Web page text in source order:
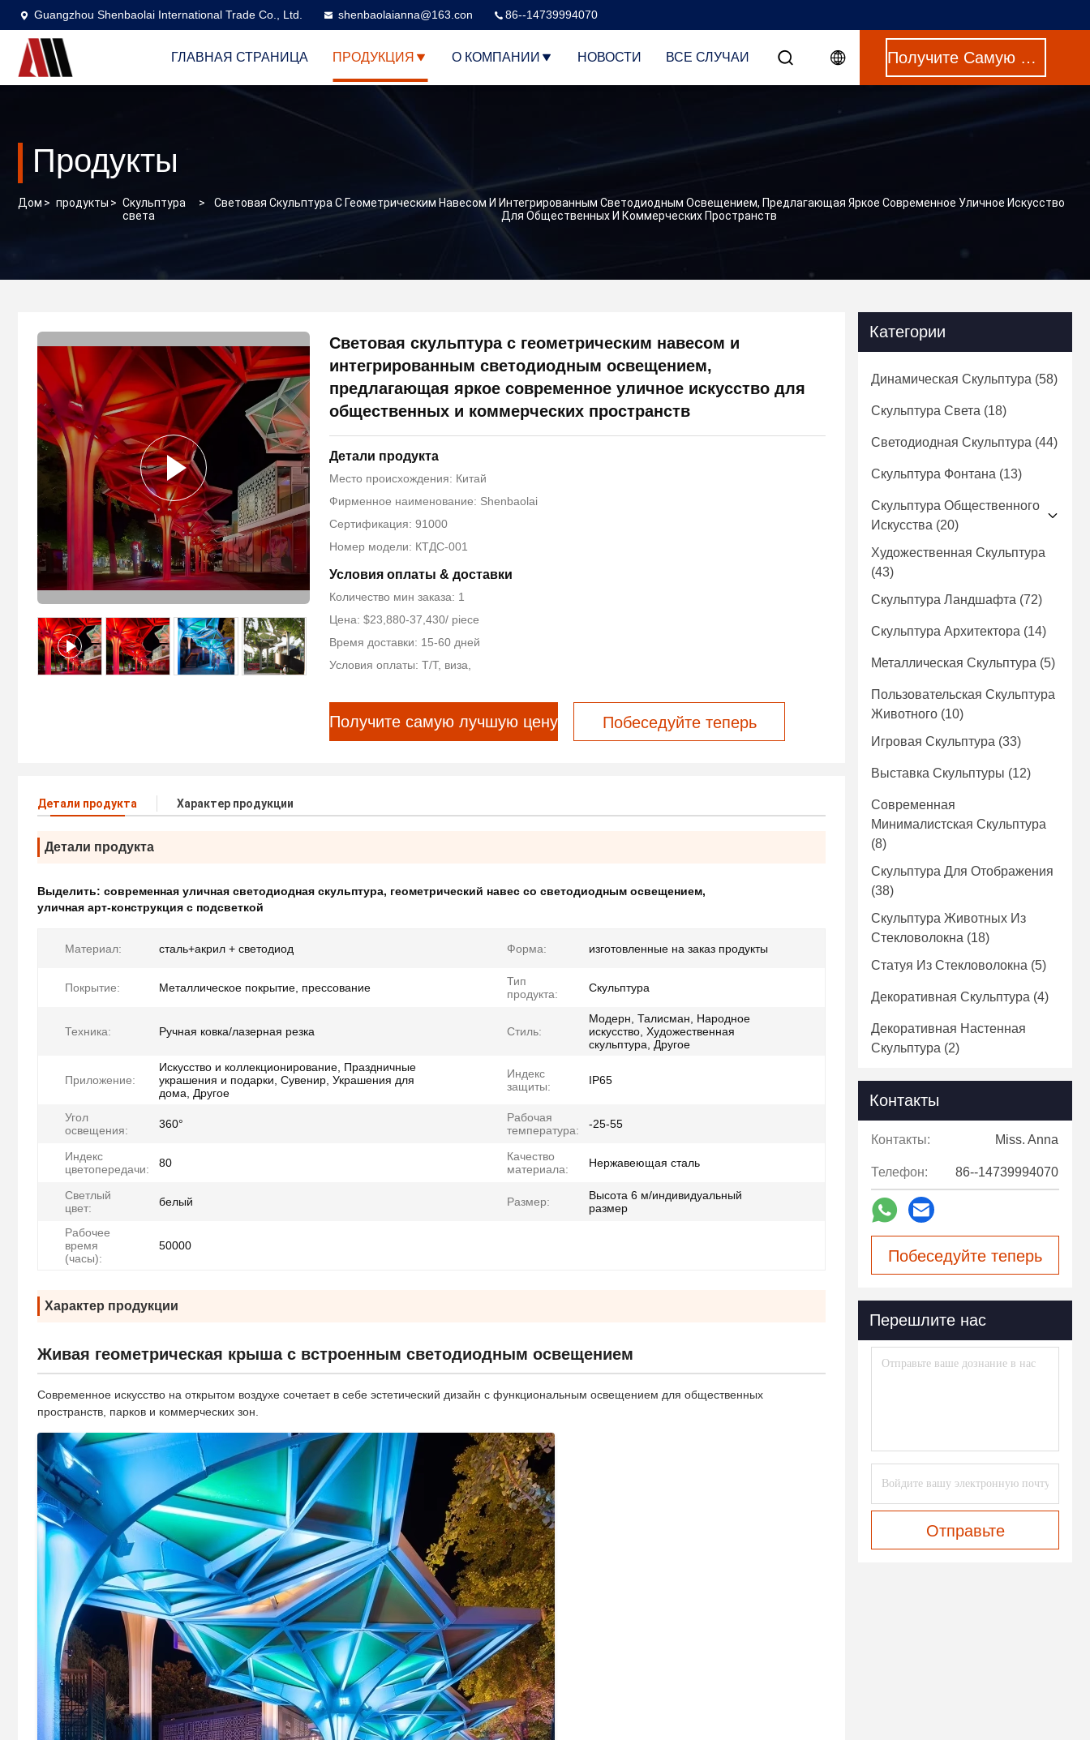
Guangzhou Shenbaolai International Trade Co., Ltd. shenbaolaianna@163.con 86--14739994070
ГЛАВНАЯ СТРАНИЦА ПРОДУКЦИЯ О КОМПАНИИ НОВОСТИ ВСЕ СЛУЧАИ Получите Самую Лучшую Цену
Продукты
Дом > продукты > Скульптура
света
>
Световая Скульптура С Геометрическим Навесом И Интегрированным Светодиодным Освещением, Предлагающая Яркое Современное Уличное Искусство
Для Общественных И Коммерческих Пространств
Световая скульптура с геометрическим навесом и
интегрированным светодиодным освещением,
предлагающая яркое современное уличное искусство для
общественных и коммерческих пространств
Детали продукта
Место происхождения: Китай
Фирменное наименование: Shenbaolai
Сертификация: 91000
Номер модели: КТДС-001
Условия оплаты & доставки
Количество мин заказа: 1
Цена: $23,880-37,430/ piece
Время доставки: 15-60 дней
Условия оплаты: Т/Т, виза,
Получите самую лучшую цену Побеседуйте теперь
Детали продукта Характер продукции
Детали продукта
Выделить: современная уличная светодиодная скульптура, геометрический навес со светодиодным освещением,
уличная арт-конструкция с подсветкой
Материал: сталь+акрил + светодиод Форма: изготовленные на заказ продукты
Покрытие: Металлическое покрытие, прессование
Тип
продукта:
Скульптура
Техника: Ручная ковка/лазерная резка Стиль:
Модерн, Талисман, Народное
искусство, Художественная
скульптура, Другое
Приложение:
Искусство и коллекционирование, Праздничные
украшения и подарки, Сувенир, Украшения для
дома, Другое
Индекс
защиты:
IP65
Угол
освещения:
360°
Рабочая
температура:
-25-55
Индекс
цветопередачи:
80
Качество
материала:
Нержавеющая сталь
Светлый
цвет:
белый Размер:
Высота 6 м/индивидуальный
размер
Рабочее
время
(часы):
50000
Характер продукции
Живая геометрическая крыша с встроенным светодиодным освещением
Современное искусство на открытом воздухе сочетает в себе эстетический дизайн с функциональным освещением для общественных
пространств, парков и коммерческих зон.
Категории
Динамическая Скульптура (58)
Скульптура Света (18)
Светодиодная Скульптура (44)
Скульптура Фонтана (13)
Скульптура Общественного
Искусства (20)
Художественная Скульптура
(43)
Скульптура Ландшафта (72)
Скульптура Архитектора (14)
Металлическая Скульптура (5)
Пользовательская Скульптура
Животного (10)
Игровая Скульптура (33)
Выставка Скульптуры (12)
Современная
Минималистская Скульптура
(8)
Скульптура Для Отображения
(38)
Скульптура Животных Из
Стекловолокна (18)
Статуя Из Стекловолокна (5)
Декоративная Скульптура (4)
Декоративная Настенная
Скульптура (2)
Контакты
Контакты: Miss. Anna
Телефон: 86--14739994070
Побеседуйте теперь
Перешлите нас
Отправьте